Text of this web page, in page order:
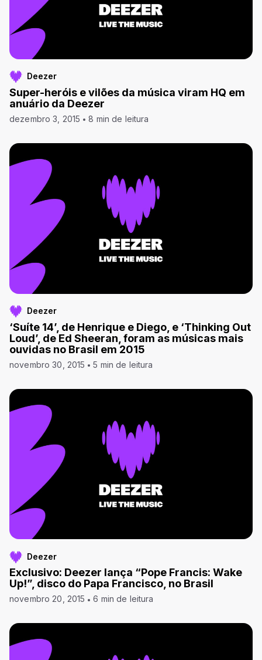
Deezer
Super-heróis e vilões da música viram HQ em
anuário da Deezer
dezembro 3, 2015 8 min de leitura
Deezer
‘Suíte 14’, de Henrique e Diego, e ‘Thinking Out
Loud’, de Ed Sheeran, foram as músicas mais
ouvidas no Brasil em 2015
novembro 30, 2015 5 min de leitura
Deezer
Exclusivo: Deezer lança “Pope Francis: Wake
Up!”, disco do Papa Francisco, no Brasil
novembro 20, 2015 6 min de leitura